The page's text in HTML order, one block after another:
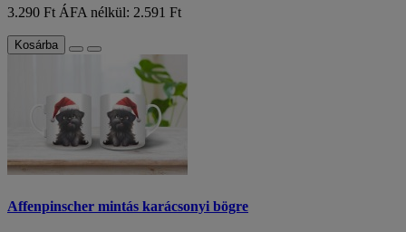
3.290 Ft ÁFA nélkül: 2.591 Ft
Kosárba
Affenpinscher mintás karácsonyi bögre